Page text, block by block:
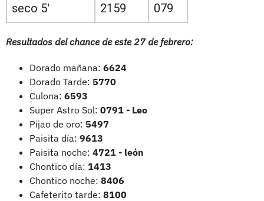
seco 5'
2159 079
Resultados del chance de este 27 de febrero:
Dorado mañana: 6624
Dorado Tarde: 5770
Culona: 6593
Super Astro Sol: 0791 - Leo
Pijao de oro: 5497
Paisita día: 9613
Paisita noche: 4721 - león
Chontico día: 1413
Chontico noche: 8406
Cafeterito tarde: 8100